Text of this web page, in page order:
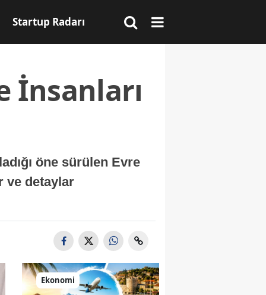
Startup Radarı
İnsanları
öne sürülen Evre
ve detaylar
Ekonomi